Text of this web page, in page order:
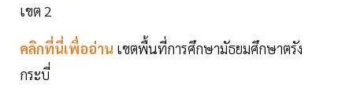
เขต 2
คลิกที่นี่เพื่ออ่าน เขตพื้นที่การศึกษามัธยมศึกษาตรัง
กระบี่